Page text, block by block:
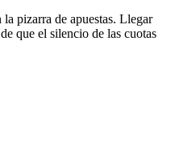
pizarra de apuestas. Llegar
que el silencio de las cuotas